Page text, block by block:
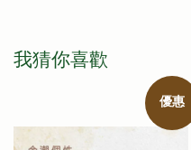
我猜你喜歡
優惠